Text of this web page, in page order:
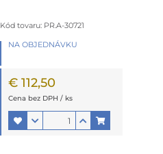
Kód tovaru: PR.A-30721
NA OBJEDNÁVKU
€ 112,50
Cena bez DPH / ks